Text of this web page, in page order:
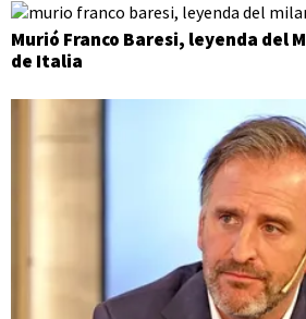
Murió Franco Baresi, leyenda del
de Italia